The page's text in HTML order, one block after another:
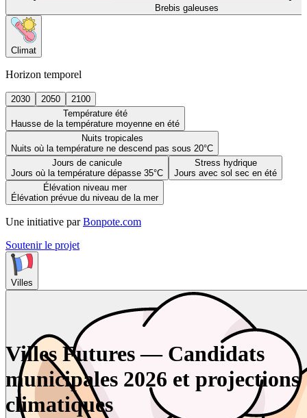
Brebis galeuses
Climat
Horizon temporel
2030 2050
2100
Température été
Hausse de la température moyenne en été
Nuits tropicales
Nuits où la température ne descend pas sous 20°C
Jours de canicule
Jours où la température dépasse 35°C
Stress hydrique
Jours avec sol sec en été
Élévation niveau mer
Élévation prévue du niveau de la mer
Une initiative par Bonpote.com
Soutenir le projet
Villes
Villes Futures — Candidats
municipales 2026 et projections
climatiques